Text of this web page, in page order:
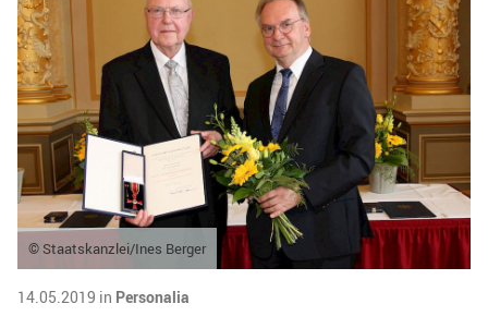
© Staatskanzlei/Ines Berger
14.05.2019 in Personalia